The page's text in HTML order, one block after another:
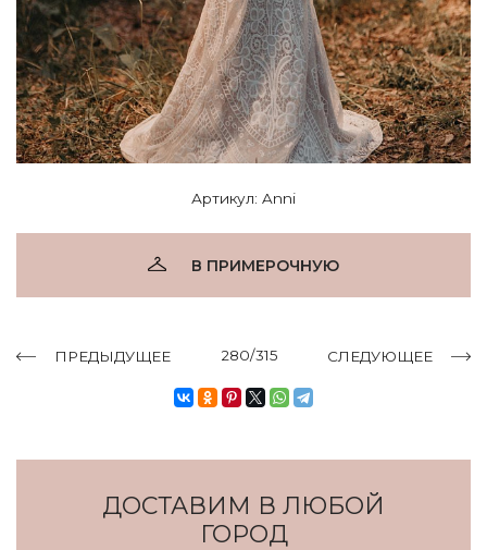
Артикул: Anni
В ПРИМЕРОЧНУЮ
ПРЕДЫДУЩЕЕ 280/315 СЛЕДУЮЩЕЕ
ДОСТАВИМ В ЛЮБОЙ
ГОРОД